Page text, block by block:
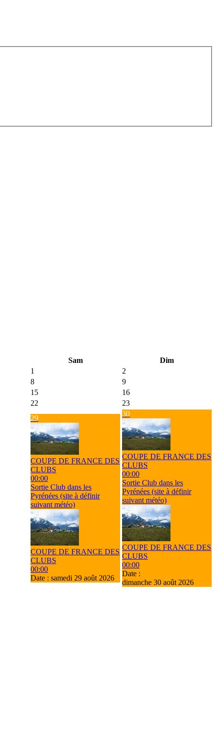
Sam
Dim
1
2
8
9
15
16
22
23
29
COUPE DE FRANCE DES
CLUBS
00:00
Sortie Club dans les
Pyrénées (site à définir
suivant météo)
COUPE DE FRANCE DES
CLUBS
00:00
Date : samedi 29 août 2026
30
COUPE DE FRANCE DES
CLUBS
00:00
Sortie Club dans les
Pyrénées (site à définir
suivant météo)
COUPE DE FRANCE DES
CLUBS
00:00
Date :
dimanche 30 août 2026